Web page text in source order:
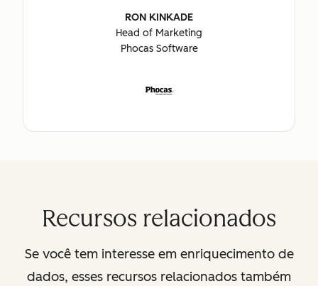
RON KINKADE
Head of Marketing
Phocas Software
Recursos relacionados
Se você tem interesse em enriquecimento de
dados, esses recursos relacionados também